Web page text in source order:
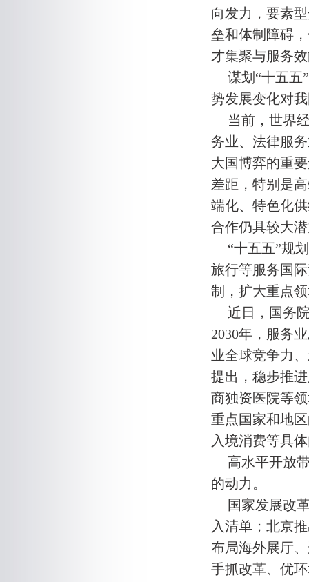
向发力，要素
垒和体制障碍
才集聚与服务
谋划“十五五
势发展变化对
当前，世界
务业、法律服
大国博弈的重
差距，特别是
端化、特色化
合作仍具较大
“十五五”规
旅行等服务国
制，扩大重点
近日，国务
2030年，服务
业全球竞争力
提出，稳步推
商独资医院等
重点国家和地
入境消费等具
高水平开放
的动力。
国家发展改
入清单；北京
布局海外展厅
手抓改革、优